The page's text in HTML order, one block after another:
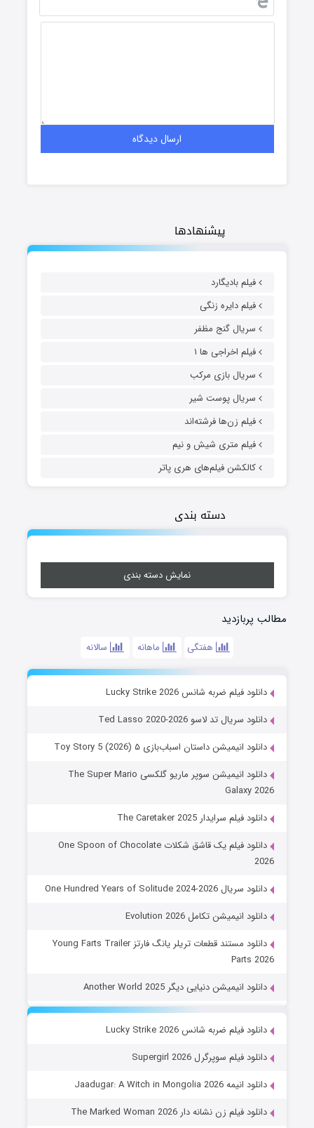
پیشنهادها
فیلم بادیگارد
فیلم دایره زنگی
سریال گنج مظفر
فیلم اخراجی ها ۱
سریال بازی مرکب
سریال پوست شیر
فیلم زن‌ها فرشته‌اند
فیلم متری شیش و نیم
کالکشن فیلم‌های هری پاتر
دسته بندی
نمایش دسته بندی
مطالب پربازدید
هفتگی ماهانه سالانه
دانلود فیلم ضربه شانس Lucky Strike 2026
دانلود سریال تد لاسو Ted Lasso 2020-2026
دانلود انیمیشن داستان اسباب‌بازی ۵ Toy Story 5 (2026)
دانلود انیمیشن سوپر ماریو گلکسی The Super Mario
Galaxy 2026
دانلود فیلم سرایدار The Caretaker 2025
دانلود فیلم یک قاشق شکلات One Spoon of Chocolate
2026
دانلود سریال One Hundred Years of Solitude 2024-2026
دانلود انیمیشن تکامل Evolution 2026
دانلود مستند قطعات تریلر یانگ فارتز Young Farts Trailer
Parts 2026
دانلود انیمیشن دنیایی دیگر Another World 2025
دانلود فیلم ضربه شانس Lucky Strike 2026
دانلود فیلم سوپرگرل Supergirl 2026
دانلود انیمه Jaadugar: A Witch in Mongolia 2026
دانلود فیلم زن نشانه دار The Marked Woman 2026